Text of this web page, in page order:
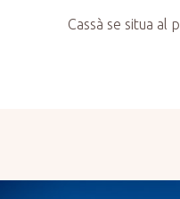
Cassà se situa al